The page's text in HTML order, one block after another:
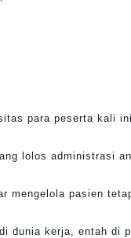
para peserta kali
lolos administrasi
mengelola pasien
dunia kerja, entah di